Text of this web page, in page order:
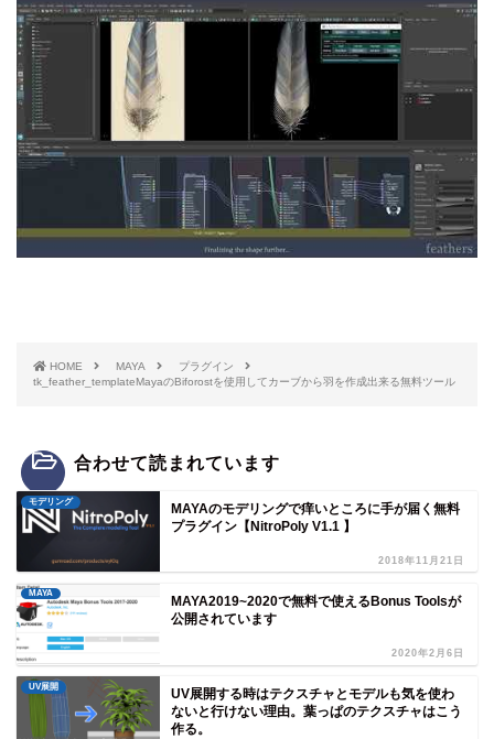
HOME MAYA
プラグイン
tk_feather_templateMayaのBiforostを使用してカーブから羽を作成出来る無料ツール
合わせて読まれています
モデリング
MAYAのモデリングで痒いところに手が届く無料
プラグイン【NitroPoly V1.1 】
2018年11月21日
MAYA
MAYA2019~2020で無料で使えるBonus Toolsが
公開されています
2020年2月6日
UV展開
UV展開する時はテクスチャとモデルも気を使わ
ないと行けない理由。葉っぱのテクスチャはこう
作る。